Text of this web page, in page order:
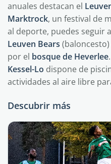
anuales destacan el
Marktrock, un festival de
al deporte, puedes seguir
Leuven Bears
por el bosque de Heverlee
Kessel-Lo dispone de
actividades al aire libre
Descubrir más